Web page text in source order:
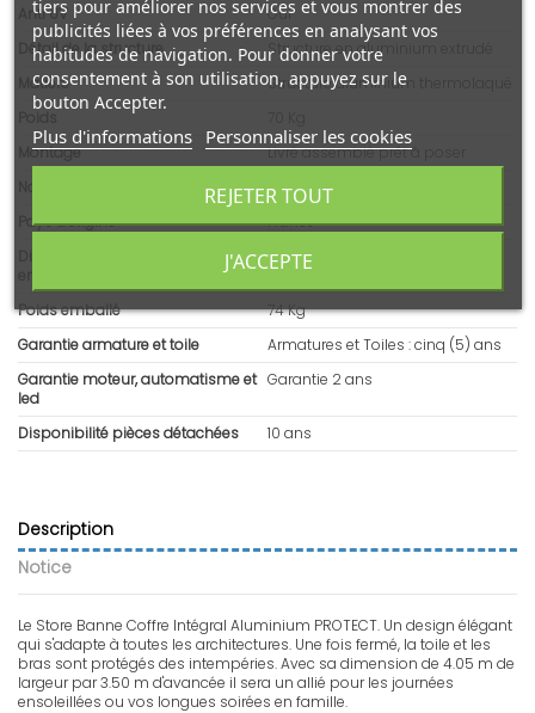
Anti UV
Oui
Détail de la structure
Structure en aluminium extrudé
Matière
Structure aluminium thermolaqué
Montage
Livré assemblé prêt à poser
CLASSE 1 - EN13561
Pays d'origine
France
5500x310x200
Poids emballé
74 Kg
Garantie armature et toile
Armatures et Toiles : cinq (5) ans
Garantie moteur, automatisme et
led
Garantie 2 ans
Disponibilité pièces détachées 10 ans
Description
Notice
Le Store Banne Coffre Intégral Aluminium PROTECT. Un design élégant
qui s'adapte à toutes les architectures. Une fois fermé, la toile et les
bras sont protégés des intempéries. Avec sa dimension de 4.05 m de
largeur par 3.50 m d'avancée il sera un allié pour les journées
ensoleillées ou vos longues soirées en famille.
tiers pour améliorer nos services et vous montrer des
publicités liées à vos préférences en analysant vos
habitudes de navigation. Pour donner votre
consentement à son utilisation, appuyez sur le
bouton Accepter.
Plus d'informations Personnaliser les cookies
REJETER TOUT
J'ACCEPTE